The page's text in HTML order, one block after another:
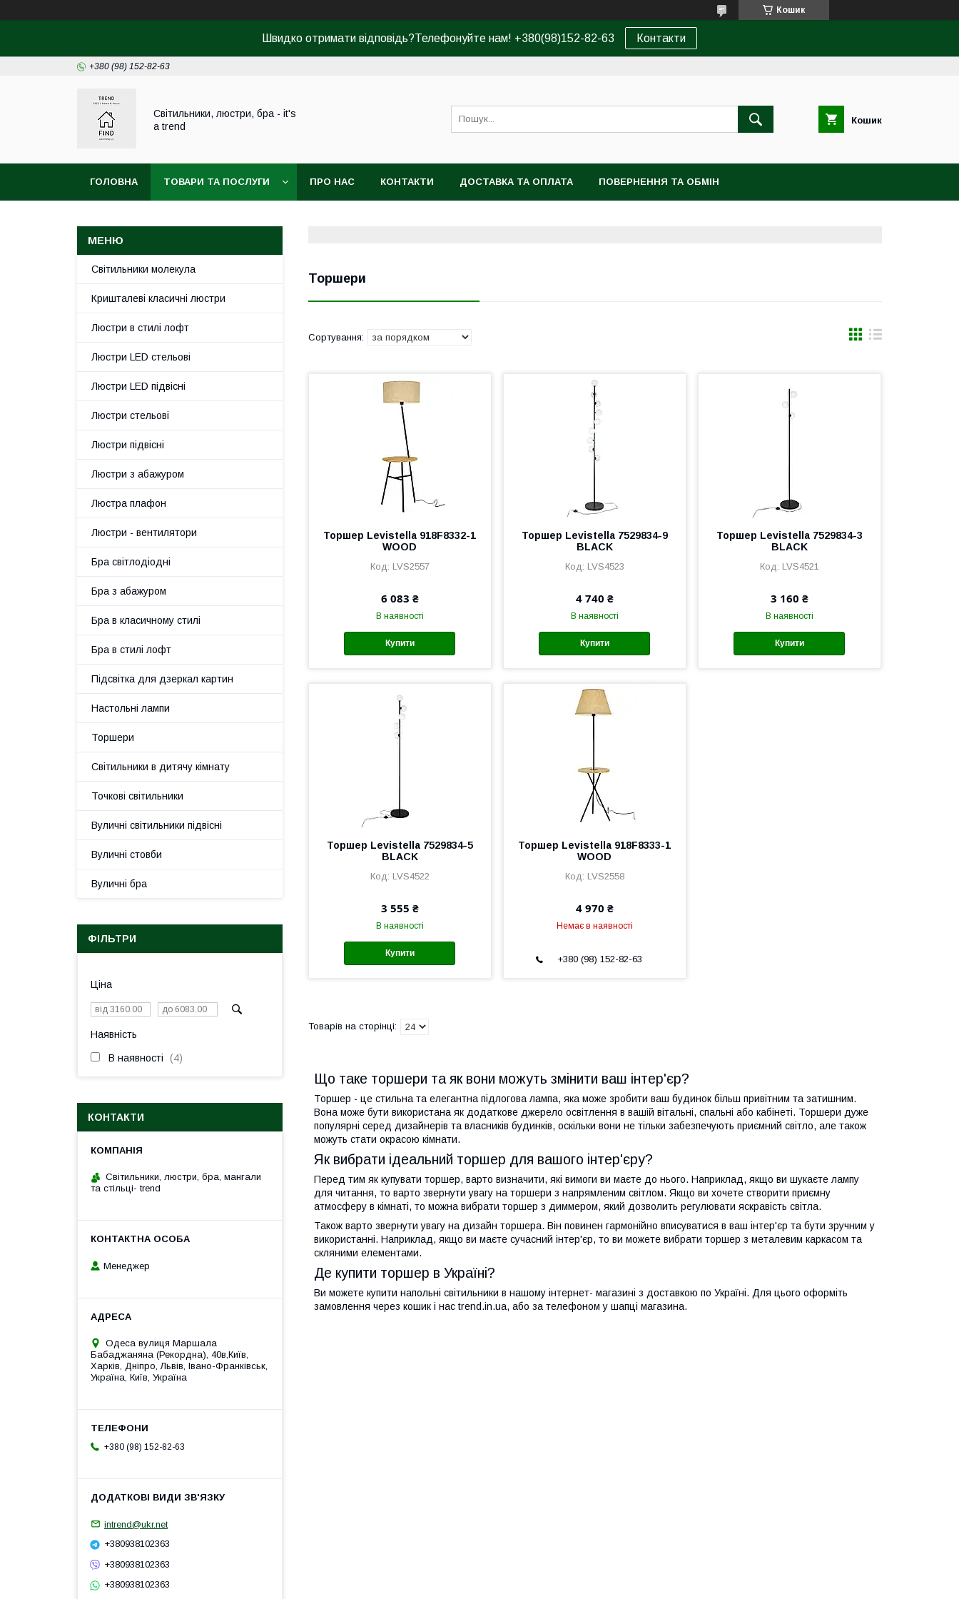
Кошик
Швидко отримати відповідь?Телефонуйте нам! +380(98)152-82-63 Контакти
+380 (98) 152-82-63
Світильники, люстри, бра - it's
a trend
Кошик
ГОЛОВНА ТОВАРИ ТА ПОСЛУГИ ПРО НАС КОНТАКТИ ДОСТАВКА ТА ОПЛАТА ПОВЕРНЕННЯ ТА ОБМІН
Торшери
Торшер Levistella 918F8332-1
WOOD
LVS2557
6 083 ₴
В наявності
Купити
Торшер Levistella 7529834-9
BLACK
LVS4523
4 740 ₴
В наявності
Купити
Торшер Levistella 7529834-3
BLACK
LVS4521
3 160 ₴
В наявності
Купити
Торшер Levistella 7529834-5
BLACK
LVS4522
3 555 ₴
В наявності
Купити
Торшер Levistella 918F8333-1
WOOD
LVS2558
4 970 ₴
Немає в наявності
+380 (98) 152-82-63
Що таке торшери та як вони можуть змінити ваш інтер'єр?
Торшер - це стильна та елегантна підлогова лампа, яка може зробити ваш будинок більш привітним та затишним.
Вона може бути використана як додаткове джерело освітлення в вашій вітальні, спальні або кабінеті. Торшери дуже
популярні серед дизайнерів та власників будинків, оскільки вони не тільки забезпечують приємний світло, але також
можуть стати окрасою кімнати.
Як вибрати ідеальний торшер для вашого інтер'єру?
Перед тим як купувати торшер, варто визначити, які вимоги ви маєте до нього. Наприклад, якщо ви шукаєте лампу
для читання, то варто звернути увагу на торшери з напрямленим світлом. Якщо ви хочете створити приємну
атмосферу в кімнаті, то можна вибрати торшер з диммером, який дозволить регулювати яскравість світла.
Також варто звернути увагу на дизайн торшера. Він повинен гармонійно вписуватися в ваш інтер'єр та бути зручним у
використанні. Наприклад, якщо ви маєте сучасний інтер'єр, то ви можете вибрати торшер з металевим каркасом та
скляними елементами.
Де купити торшер в Україні?
Ви можете купити напольні світильники в нашому інтернет- магазині з доставкою по Україні. Для цього оформіть
замовлення через кошик і нас trend.in.ua, або за телефоном у шапці магазина.
Світильники молекула
Кришталеві класичні люстри
Люстри в стилі лофт
Люстри LED стельові
Люстри LED підвісні
Люстри стельові
Люстри підвісні
Люстри з абажуром
Люстра плафон
Люстри - вентилятори
Бра світлодіодні
Бра з абажуром
Бра в класичному стилі
Бра в стилі лофт
Підсвітка для дзеркал картин
Настольні лампи
Торшери
Світильники в дитячу кімнату
Точкові світильники
Вуличні світильники підвісні
Вуличні стовби
Вуличні бра
ФІЛЬТРИ
Ціна
Наявність
В наявності 4
КОНТАКТИ
Cвітильники, люстри, бра, мангали
та стільці- trend
Менеджер
Одеса вулиця Маршала
Бабаджаняна (Рекордна), 40в,Київ,
Харків, Дніпро, Львів, Івано-Франківськ,
Україна, Київ, Україна
+380 (98) 152-82-63
intrend@ukr.net
+380938102363
+380938102363
+380938102363